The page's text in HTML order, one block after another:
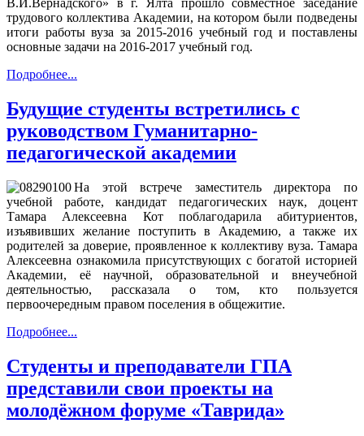
В.И.Вернадского» в г. Ялта прошло совместное заседание
трудового коллектива Академии, на котором были подведены
итоги работы вуза за 2015-2016 учебный год и поставлены
основные задачи на 2016-2017 учебный год.
Подробнее...
Будущие студенты встретились с
руководством Гуманитарно-
педагогической академии
На этой встрече заместитель директора по
учебной работе, кандидат педагогических наук, доцент
Тамара Алексеевна Кот поблагодарила абитуриентов,
изъявивших желание поступить в Академию, а также их
родителей за доверие, проявленное к коллективу вуза. Тамара
Алексеевна ознакомила присутствующих с богатой историей
Академии, её научной, образовательной и внеучебной
деятельностью, рассказала о том, кто пользуется
первоочередным правом поселения в общежитие.
Подробнее...
Студенты и преподаватели ГПА
представили свои проекты на
молодёжном форуме «Таврида»